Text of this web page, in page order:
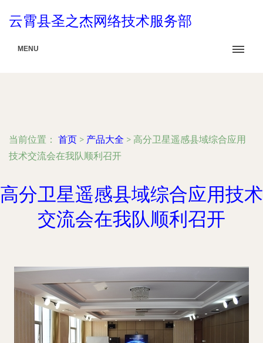
云霄县圣之杰网络技术服务部
MENU
当前位置： 首页 > 产品大全 > 高分卫星遥感县域综合应用
技术交流会在我队顺利召开
高分卫星遥感县域综合应用技术
交流会在我队顺利召开